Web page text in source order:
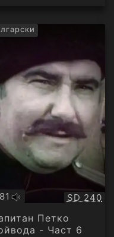
SD 240
Петко
- Част 6